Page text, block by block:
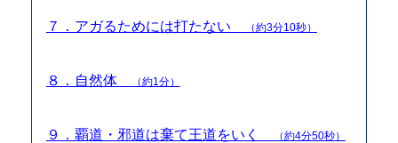
７．アガるためには打たない （約3分10秒）
８．自然体 （約1分）
９．覇道・邪道は棄て王道をいく （約4分50秒）